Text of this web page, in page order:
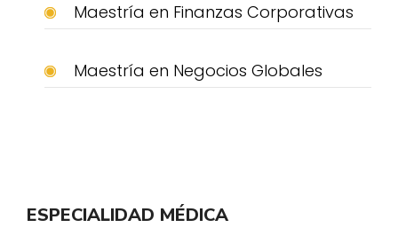
Maestría en Finanzas Corporativas
Maestría en Negocios Globales
ESPECIALIDAD MÉDICA